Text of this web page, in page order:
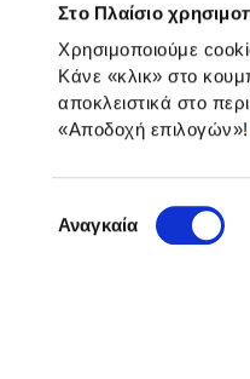
Στο Πλαίσιο
Χρησιμοποιούμε
Κάνε «κλικ» στο
αποκλειστικά στο
«Αποδοχή επιλογών»
συγκατάθεσης
Αναγκαία